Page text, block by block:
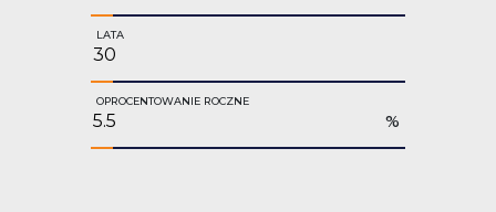
LATA
OPROCENTOWANIE ROCZNE
%